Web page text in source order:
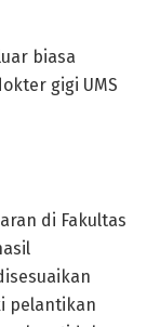
biasa
gigi UMS
di Fakultas
pelantikan